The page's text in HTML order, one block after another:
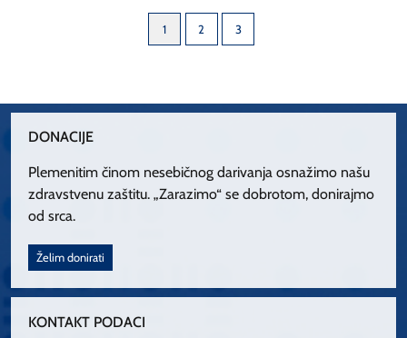
1 2 3
DONACIJE
Plemenitim činom nesebičnog darivanja osnažimo našu
zdravstvenu zaštitu. „Zarazimo“ se dobrotom, donirajmo
od srca.
Želim donirati
KONTAKT PODACI